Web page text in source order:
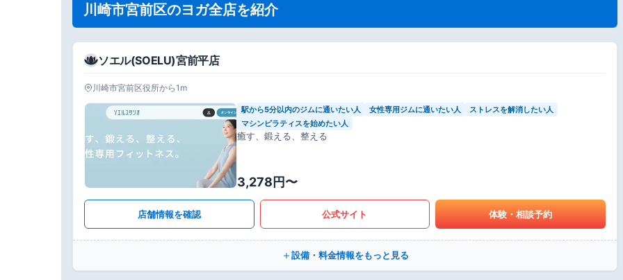
川崎市宮前区のヨガ全店を紹介
ソエル(SOELU)宮前平店
川崎市宮前区役所から1m
駅から5分以内のジムに通いたい人 女性専用ジムに通いたい人
ストレスを解消したい人
マシンピラティスを始めたい人
癒す、鍛える、整える
3,278円〜
店舗情報を確認 公式サイト 体験・相談予約
設備・料金情報をもっと見る